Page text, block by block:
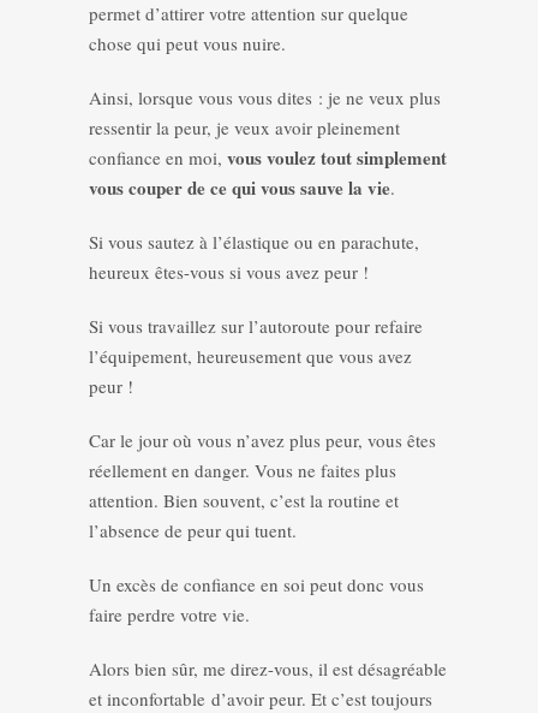
permet d’attirer votre attention sur quelque
chose qui peut vous nuire.
Ainsi, lorsque vous vous dites : je ne veux plus
ressentir la peur, je veux avoir pleinement
confiance en moi, vous voulez tout simplement
vous couper de ce qui vous sauve la vie.
Si vous sautez à l’élastique ou en parachute,
heureux êtes-vous si vous avez peur !
Si vous travaillez sur l’autoroute pour refaire
l’équipement, heureusement que vous avez
peur !
Car le jour où vous n’avez plus peur, vous êtes
réellement en danger. Vous ne faites plus
attention. Bien souvent, c’est la routine et
l’absence de peur qui tuent.
Un excès de confiance en soi peut donc vous
faire perdre votre vie.
Alors bien sûr, me direz-vous, il est désagréable
et inconfortable d’avoir peur. Et c’est toujours